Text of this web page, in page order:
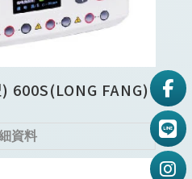
600S(LONG FANG)
資料